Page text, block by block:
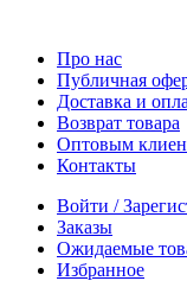
Про нас
Публичная
Доставка и
Возврат товара
Оптовым
Контакты
Войти /
Заказы
Ожидаемые
Избранное